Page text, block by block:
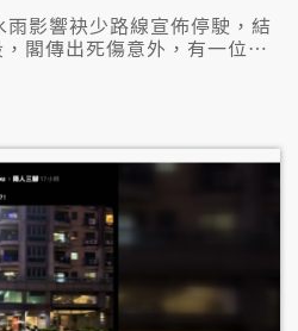
影響袂少路線宣佈停駛，結
閣傳出死傷意外，有一位查
火車直接挵著人，送病院急
身份佮詳細的事故原因，警